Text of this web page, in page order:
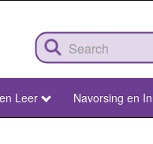
Leer Navorsing en